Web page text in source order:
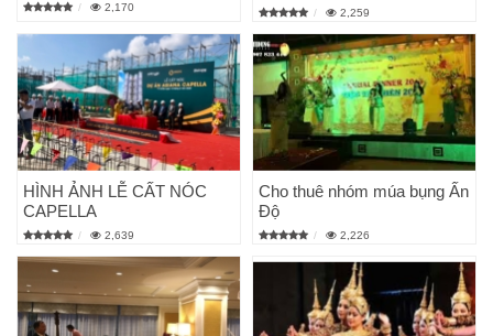
2,170 2,259
HÌNH ẢNH LỄ CẤT NÓC
CAPELLA
2,639
Cho thuê nhóm múa bụng Ấn
Độ
2,226